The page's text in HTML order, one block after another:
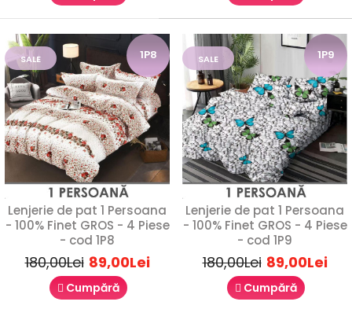
Lenjerie de pat 1 Persoana - 100% Finet GROS
- 4 Piese - cod 1P12
1P8
SALE
Lenjerie de pat 1 Persoana
- 100% Finet GROS - 4 Piese
- cod 1P8
180,00Lei 89,00Lei
Cumpără
1P9
SALE
Lenjerie de pat 1 Persoana
- 100% Finet GROS - 4 Piese
- cod 1P9
180,00Lei 89,00Lei
Cumpără